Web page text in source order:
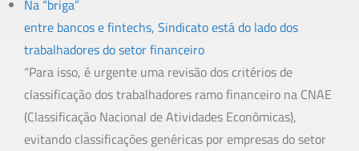
Na “briga”
entre bancos e fintechs, Sindicato está do lado dos
trabalhadores do setor financeiro
“Para isso, é urgente uma revisão dos critérios de
classificação dos trabalhadores ramo financeiro na CNAE
(Classificação Nacional de Atividades Econômicas),
evitando classificações genéricas por empresas do setor